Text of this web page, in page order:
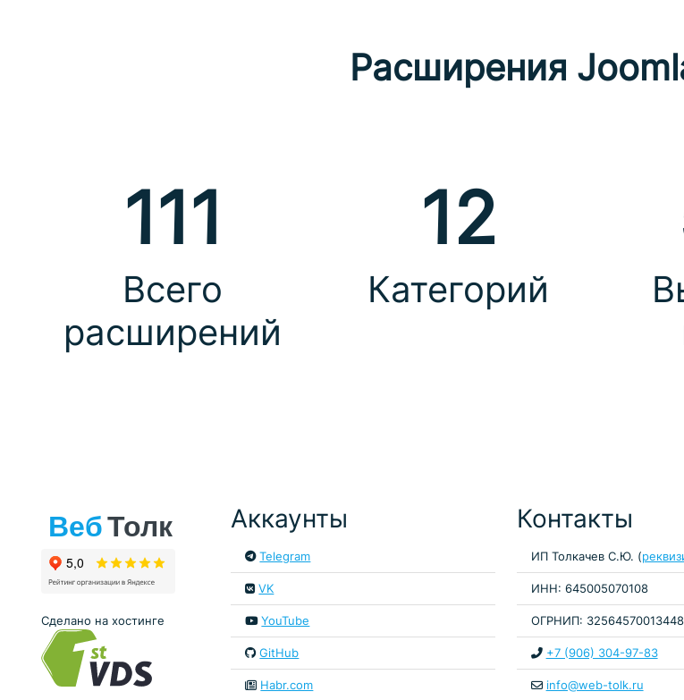
Расширения
111
Всего
расширений
12
Категорий
Сделано на хостинге
Аккаунты
Telegram
VK
YouTube
GitHub
Habr.com
Контакты
ИП Толкачев С.Ю. (
ИНН: 645005070108
ОГРНИП:
+7 (906) 304-97-83
info@web-tolk.ru